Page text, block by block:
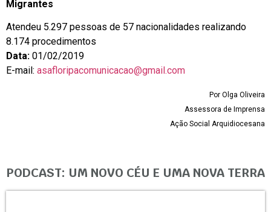
Migrantes
Atendeu 5.297 pessoas de 57 nacionalidades realizando
8.174 procedimentos
Data: 01/02/2019
E-mail: asafloripacomunicacao@gmail.com
Por Olga Oliveira
Assessora de Imprensa
Ação Social Arquidiocesana
PODCAST: UM NOVO CÉU E UMA NOVA TERRA